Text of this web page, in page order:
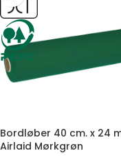
Bordløber 40 cm. x 24
Airlaid Mørkgrøn